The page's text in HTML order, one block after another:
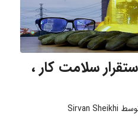
سلامت کار ،
Sirvan Sheikhi